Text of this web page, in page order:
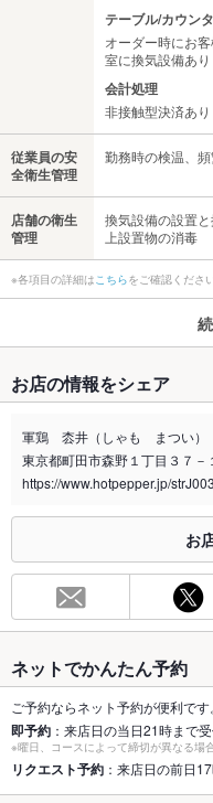
テーブル/カウン
オーダー時にお
室に換気設備あり
会計処理
非接触型決済あり
従業員の安
全衛生管理
勤務時の検温、
店舗の衛生
管理
換気設備の設置
上設置物の消毒
※各項目の詳細はこちらをご確認ください
禁煙・喫煙
全席喫煙可
スペースにて喫煙
喫煙専用室 あり
お席
総席数 58席
最大宴会収
容人数
20人
個室 あり
座敷 なし
お店の情報をシェア
軍鶏 枩井（しゃも まつい）
東京都町田市森野１丁目３７
https://www.hotpepper.jp/
お
ネットでかんたん予約
ご予約ならネット予約が便利です。
即予約 ：来店日の当日21時まで
※曜日、コースによって締切が異なる場
リクエスト予約 ：来店日の前日